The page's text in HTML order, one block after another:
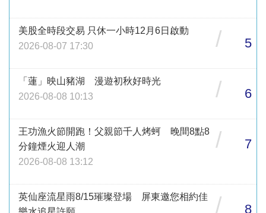
美股全時段交易 只休一小時12月6日啟動
2026-08-07 17:30
/ 5
「蓮」映山豬湖 漫遊初秋好時光
2026-08-08 10:13
/ 6
王功漁火節開跑！父親節千人烤蚵 晚間8點8
分鐘煙火迎人潮
2026-08-08 13:12
/ 7
英仙座流星雨8/15璀璨登場 屏東邀您相約佳
/ 8